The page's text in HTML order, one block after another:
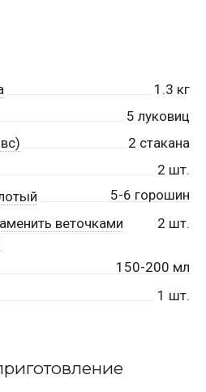
1.3 кг
5 луковиц
2 стакана
2 шт.
5-6 горошин
веточками
2 шт.
150-200 мл
1 шт.